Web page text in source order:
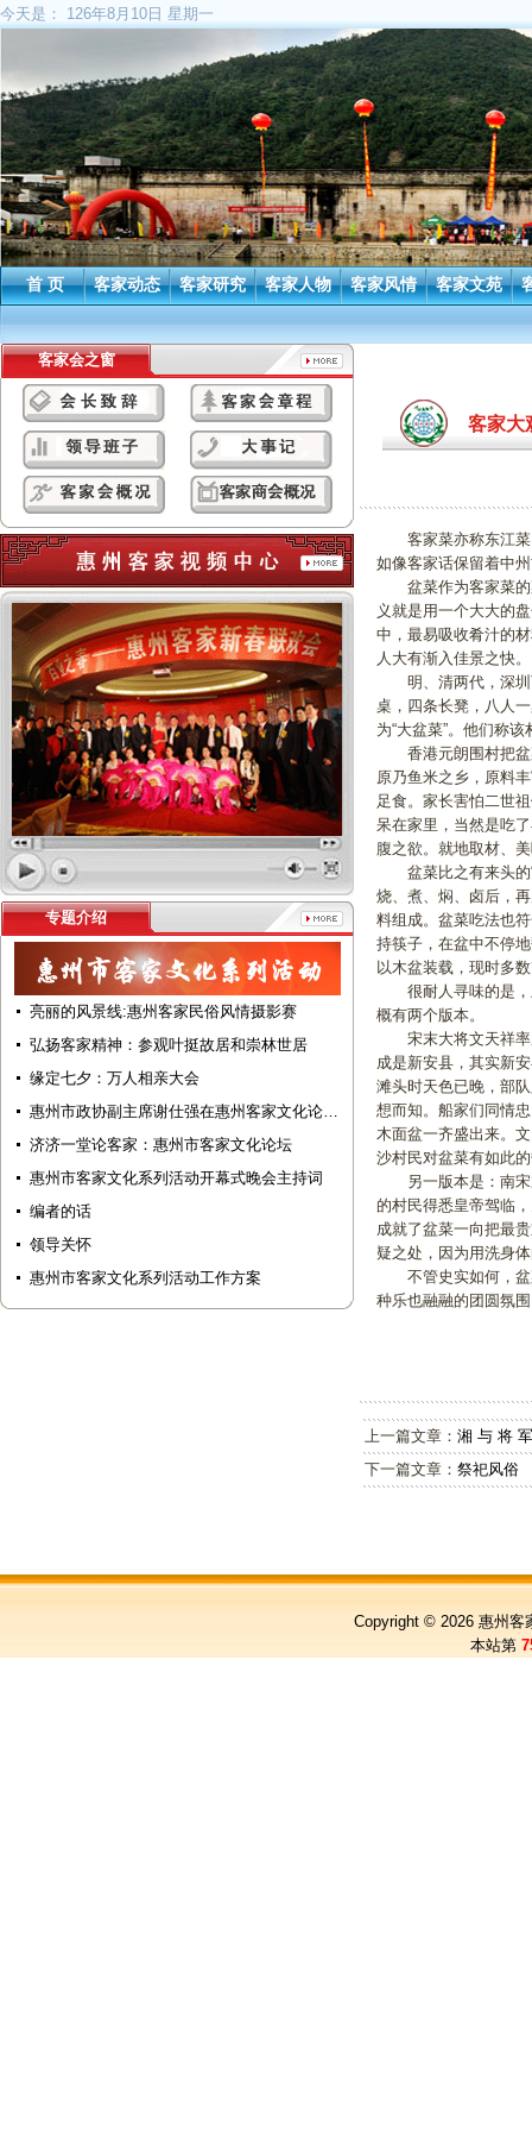
今天是： 126年8月10日 星期一
首 页 客家动态 客家研究 客家人物 客家风情 客家文苑
客家会之窗
专题介绍
亮丽的风景线:惠州客家民俗风情摄影赛
弘扬客家精神：参观叶挺故居和崇林世居
缘定七夕：万人相亲大会
惠州市政协副主席谢仕强在惠州客家文化论…
济济一堂论客家：惠州市客家文化论坛
惠州市客家文化系列活动开幕式晚会主持词
编者的话
领导关怀
惠州市客家文化系列活动工作方案
客家大
客家菜亦称东江菜
如像客家话保留着中
盆菜作为客家菜的
义就是用一个大大的
中，最易吸收肴汁的
人大有渐入佳景之快
明、清两代，深圳
桌，四条长凳，八人
为“大盆菜”。他们称
香港元朗围村把盆
原乃鱼米之乡，原料
足食。家长害怕二世
呆在家里，当然是吃
腹之欲。就地取材、
盆菜比之有来头的“
烧、煮、焖、卤后，
料组成。盆菜吃法也
持筷子，在盆中不停
以木盆装载，现时多
很耐人寻味的是，
概有两个版本。
宋末大将文天祥率
成是新安县，其实新
滩头时天色已晚，部
想而知。船家们同情
木面盆一齐盛出来。
沙村民对盆菜有如此
另一版本是：南宋
的村民得悉皇帝驾临
成就了盆菜一向把最
疑之处，因为用洗身
不管史实如何，盆
种乐也融融的团圆氛
上一篇文章：湘 与 将
下一篇文章：祭祀风俗
Copyright © 2026 惠州客
本站第